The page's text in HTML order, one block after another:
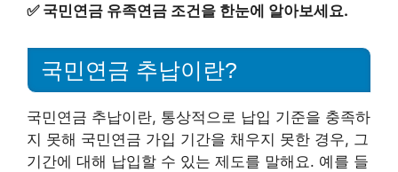
✅ 국민연금 유족연금 조건을 한눈에 알아보세요.
국민연금 추납이란?
국민연금 추납이란, 통상적으로 납입 기준을 충족하
지 못해 국민연금 가입 기간을 채우지 못한 경우, 그
기간에 대해 납입할 수 있는 제도를 말해요. 예를 들